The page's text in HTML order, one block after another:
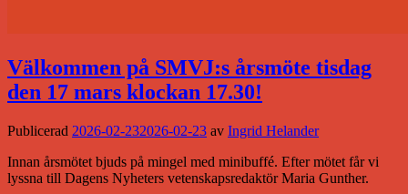
Välkommen på SMVJ:s årsmöte tisdag
den 17 mars klockan 17.30!
Publicerad 2026-02-232026-02-23 av Ingrid Helander
Innan årsmötet bjuds på mingel med minibuffé. Efter mötet får vi
lyssna till Dagens Nyheters vetenskapsredaktör Maria Gunther.